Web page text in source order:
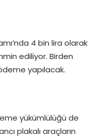
4 bin lira olarak
ediliyor. Birden
yapılacak.
yükümlülüğü de
plakalı araçların